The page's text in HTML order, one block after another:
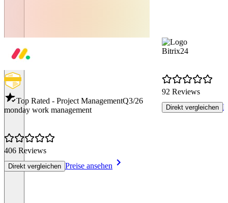
Top Rated - Project ManagementQ3/26
monday work management
406 Reviews
Direkt vergleichen Preise ansehen
Bitrix24
92 Reviews
Direkt vergleichen